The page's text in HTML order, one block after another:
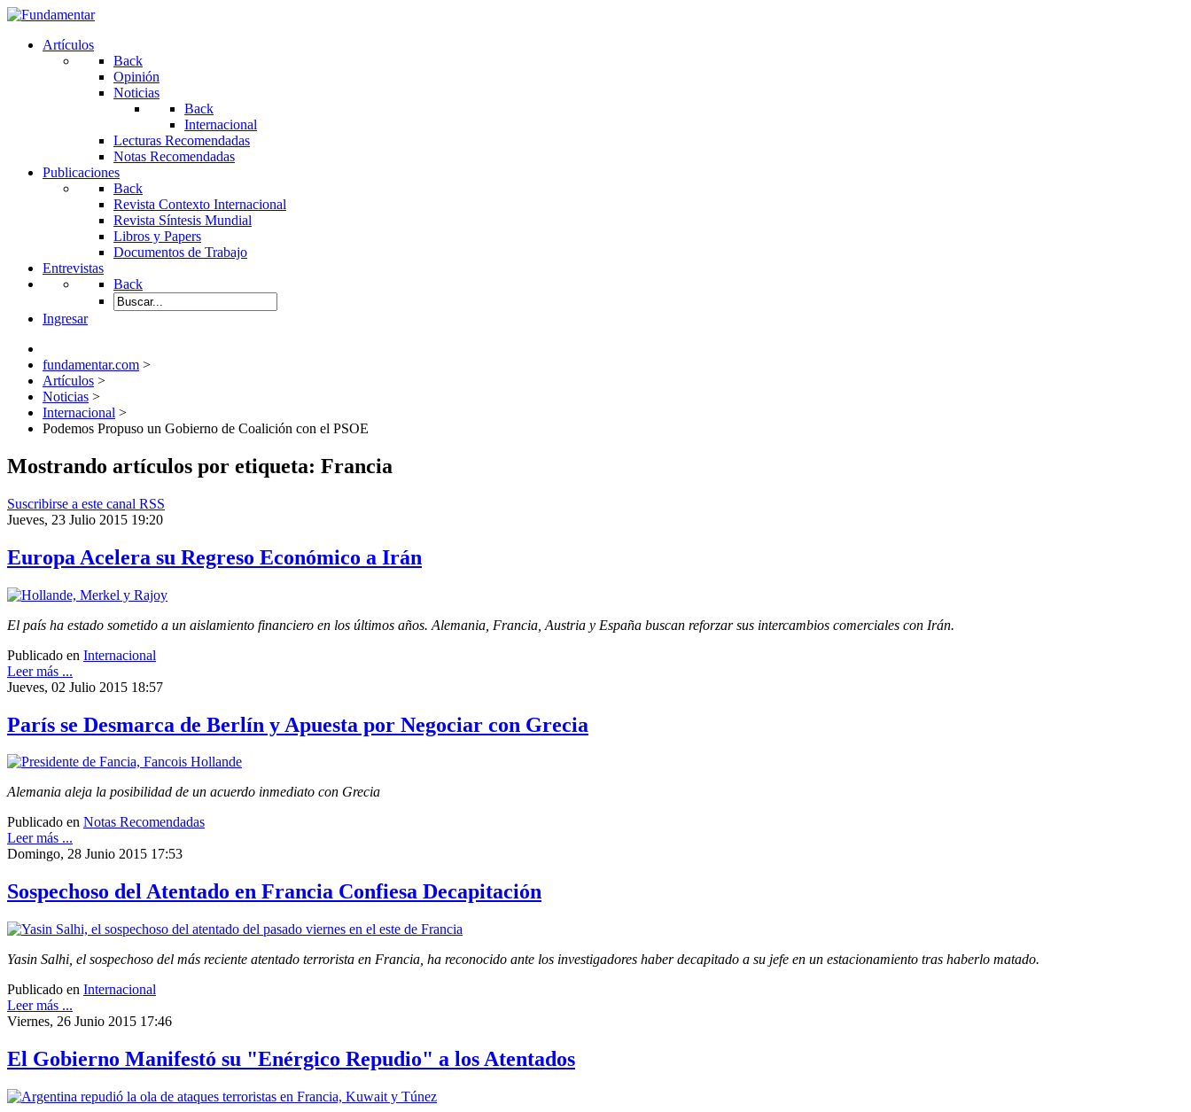
Artículos
Back
Opinión
Noticias
Back
Internacional
Lecturas Recomendadas
Notas Recomendadas
Publicaciones
Back
Revista Contexto Internacional
Revista Síntesis Mundial
Libros y Papers
Documentos de Trabajo
Entrevistas
Back
Ingresar
fundamentar.com >
Artículos >
Noticias >
Internacional >
Podemos Propuso un Gobierno de Coalición con el PSOE
Mostrando artículos por etiqueta: Francia
Suscribirse a este canal RSS
Jueves, 23 Julio 2015 19:20
Europa Acelera su Regreso Económico a Irán
El país ha estado sometido a un aislamiento financiero en los últimos años. Alemania, Francia, Austria y España buscan reforzar sus intercambios comerciales con Irán.
Publicado en Internacional
Leer más ...
Jueves, 02 Julio 2015 18:57
París se Desmarca de Berlín y Apuesta por Negociar con Grecia
Alemania aleja la posibilidad de un acuerdo inmediato con Grecia
Publicado en Notas Recomendadas
Leer más ...
Domingo, 28 Junio 2015 17:53
Sospechoso del Atentado en Francia Confiesa Decapitación
Yasin Salhi, el sospechoso del más reciente atentado terrorista en Francia, ha reconocido ante los investigadores haber decapitado a su jefe en un estacionamiento tras haberlo matado.
Publicado en Internacional
Leer más ...
Viernes, 26 Junio 2015 17:46
El Gobierno Manifestó su "Enérgico Repudio" a los Atentados